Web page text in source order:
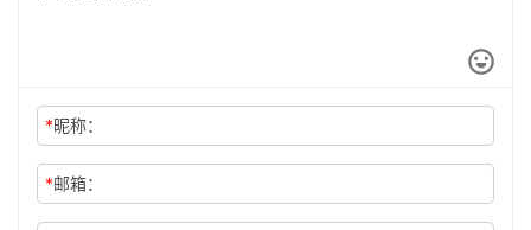
*昵称：
*邮箱：